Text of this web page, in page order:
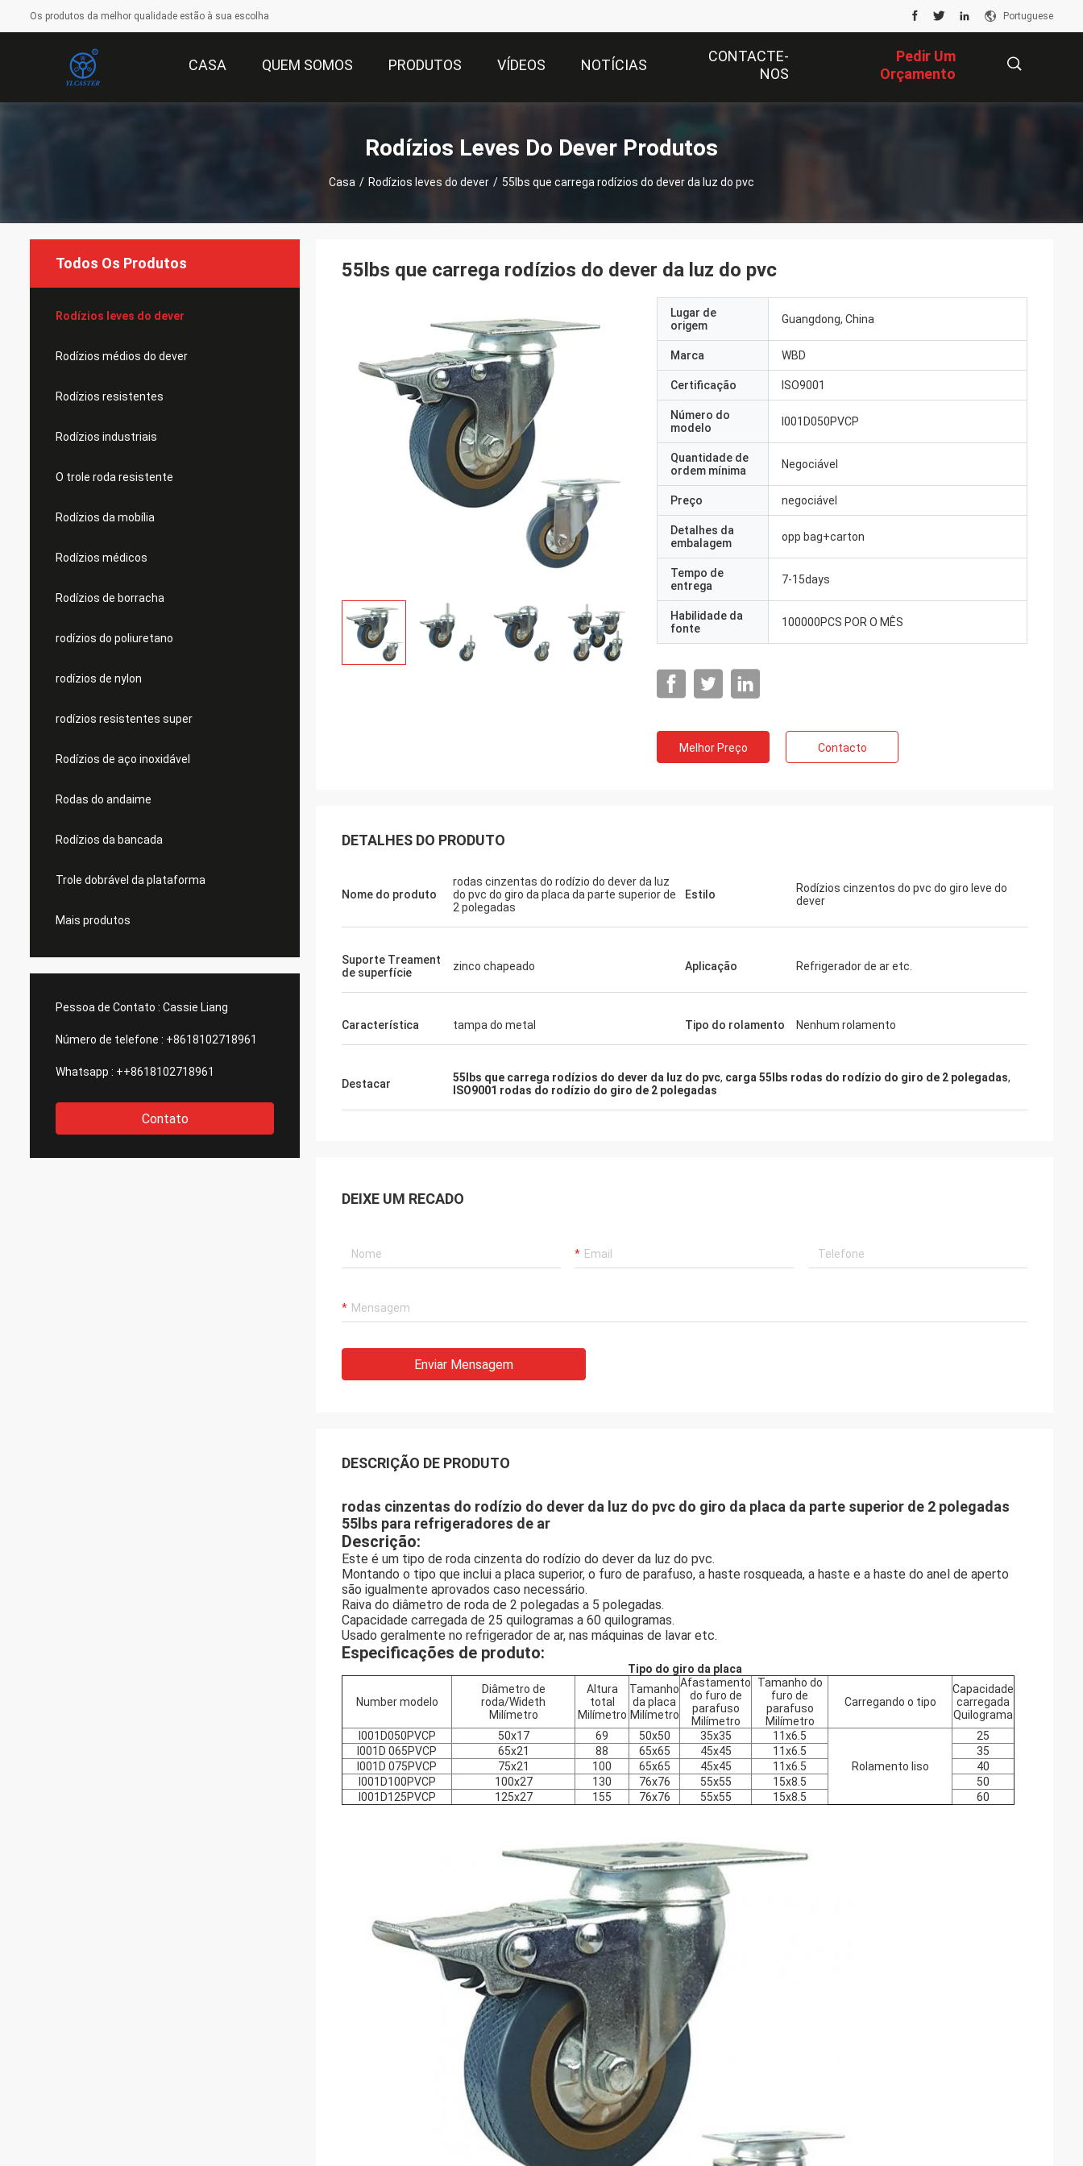
Os produtos da melhor qualidade estão à sua escolha Portuguese
CASA QUEM SOMOS PRODUTOS VÍDEOS NOTÍCIAS
CONTACTE-
NOS
Pedir Um
Orçamento
Rodízios Leves Do Dever Produtos
Casa / Rodízios leves do dever / 55lbs que carrega rodízios do dever da luz do pvc
Todos Os Produtos
Rodízios leves do dever
Rodízios médios do dever
Rodízios resistentes
Rodízios industriais
O trole roda resistente
Rodízios da mobília
Rodízios médicos
Rodízios de borracha
rodízios do poliuretano
rodízios de nylon
rodízios resistentes super
Rodízios de aço inoxidável
Rodas do andaime
Rodízios da bancada
Trole dobrável da plataforma
Mais produtos
Pessoa de Contato : Cassie Liang
Número de telefone : +8618102718961
Whatsapp : ++8618102718961
Contato
55lbs que carrega rodízios do dever da luz do pvc
Lugar de
origem
Guangdong, China
Marca WBD
Certificação ISO9001
Número do
modelo
I001D050PVCP
Quantidade de
ordem mínima
Negociável
Preço negociável
Detalhes da
embalagem
opp bag+carton
Tempo de
entrega
7-15days
Habilidade da
fonte
100000PCS POR O MÊS
Melhor Preço Contacto
DETALHES DO PRODUTO
Nome do produto
rodas cinzentas do rodízio do dever da luz
do pvc do giro da placa da parte superior de
2 polegadas
Estilo
Rodízios cinzentos do pvc do giro leve do
dever
Suporte Treament
de superfície
zinco chapeado Aplicação Refrigerador de ar etc.
Característica tampa do metal Tipo do rolamento Nenhum rolamento
Destacar 55lbs que carrega rodízios do dever da luz do pvc, carga 55lbs rodas do rodízio do giro de 2 polegadas,
ISO9001 rodas do rodízio do giro de 2 polegadas
DEIXE UM RECADO
Enviar Mensagem
DESCRIÇÃO DE PRODUTO
rodas cinzentas do rodízio do dever da luz do pvc do giro da placa da parte superior de 2 polegadas
55lbs para refrigeradores de ar
Descrição:
Este é um tipo de roda cinzenta do rodízio do dever da luz do pvc.
Montando o tipo que inclui a placa superior, o furo de parafuso, a haste rosqueada, a haste e a haste do anel de aperto
são igualmente aprovados caso necessário.
Raiva do diâmetro de roda de 2 polegadas a 5 polegadas.
Capacidade carregada de 25 quilogramas a 60 quilogramas.
Usado geralmente no refrigerador de ar, nas máquinas de lavar etc.
Especificações de produto:
Tipo do giro da placa
Number modelo
Diâmetro de
roda/Wideth
Milímetro
Altura
total
Milímetro
Tamanho
da placa
Milímetro
Afastamento
do furo de
parafuso
Milímetro
Tamanho do
furo de
parafuso
Milímetro
Carregando o tipo
Capacidade
carregada
Quilograma
I001D050PVCP
50x17 69 50x50 35x35 11x6.5
Rolamento liso
25
I001D 065PVCP
65x21 88 65x65 45x45 11x6.5
35
I001D 075PVCP
75x21 100 65x65 45x45 11x6.5
40
I001D100PVCP
100x27 130 76x76 55x55 15x8.5
50
I001D125PVCP
125x27 155 76x76 55x55 15x8.5 60